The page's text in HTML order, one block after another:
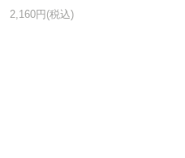
2,160円(税込)